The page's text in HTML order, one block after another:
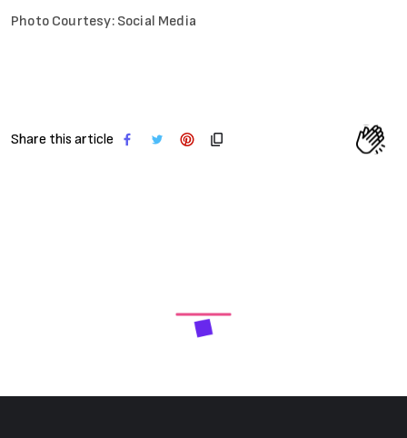
Photo Courtesy: Social Media
Share this article
Next Article